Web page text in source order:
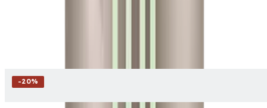
-20%